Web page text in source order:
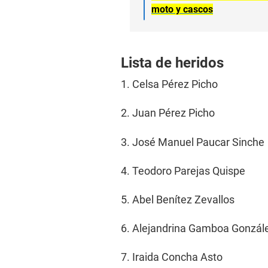
moto y cascos
Lista de heridos
1. Celsa Pérez Picho
2. Juan Pérez Picho
3. José Manuel Paucar Sinche
4. Teodoro Parejas Quispe
5. Abel Benítez Zevallos
6. Alejandrina Gamboa
7. Iraida Concha Asto